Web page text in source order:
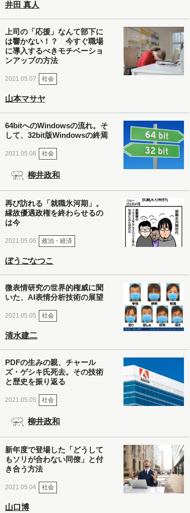
井田 真人
上司の「応援」なんて部下に
は響かない！？ 今すぐ職場
に導入するべきモチベーショ
ンアップの方法
2021.05.07 社会
山本マサヤ
64bitへのWindowsの流れ。そ
して、32bit版Windowsの終焉
2021.05.06 社会
柳井政和
再び訪れる「就職氷河期」。
縁故優遇政権を終わらせるの
は今
2021.05.06 政治・経済
ぼうごなつこ
微表情研究の世界的権威に聞
いた、AI表情分析技術の展望
2021.05.05 社会
清水建二
PDFの生みの親、チャール
ズ・ゲシキ氏死去。その技術
と歴史を振り返る
2021.05.05 社会
柳井政和
新年度で登場した「どうして
もソリが合わない同僚」と付
き合う方法
2021.05.04 社会
山口博